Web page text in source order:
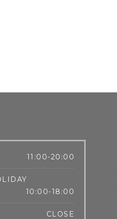
11:00-20:00
10:00-18:00
CLOSE